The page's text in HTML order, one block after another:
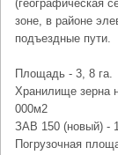
(географическая
зоне, в районе
подъездные пути.
Площадь - 3, 8 га.
Хранилище зерна
000м2
ЗАВ 150 (новый) -
Погрузочная